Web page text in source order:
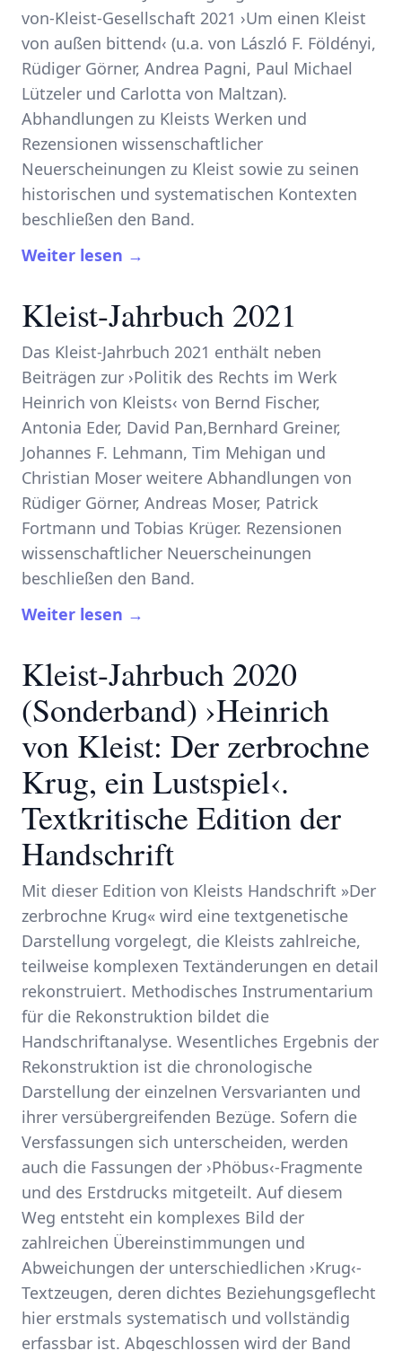
von-Kleist-Gesellschaft 2021 ›Um einen Kleist
von außen bittend‹ (u.a. von László F. Földényi,
Rüdiger Görner, Andrea Pagni, Paul Michael
Lützeler und Carlotta von Maltzan).
Abhandlungen zu Kleists Werken und
Rezensionen wissenschaftlicher
Neuerscheinungen zu Kleist sowie zu seinen
historischen und systematischen Kontexten
beschließen den Band.
Weiter lesen →
Kleist-Jahrbuch 2021
Das Kleist-Jahrbuch 2021 enthält neben
Beiträgen zur ›Politik des Rechts im Werk
Heinrich von Kleists‹ von Bernd Fischer,
Antonia Eder, David Pan,Bernhard Greiner,
Johannes F. Lehmann, Tim Mehigan und
Christian Moser weitere Abhandlungen von
Rüdiger Görner, Andreas Moser, Patrick
Fortmann und Tobias Krüger. Rezensionen
wissenschaftlicher Neuerscheinungen
beschließen den Band.
Weiter lesen →
Kleist-Jahrbuch 2020
(Sonderband) ›Heinrich
von Kleist: Der zerbrochne
Krug, ein Lustspiel‹.
Textkritische Edition der
Handschrift
Mit dieser Edition von Kleists Handschrift »Der
zerbrochne Krug« wird eine textgenetische
Darstellung vorgelegt, die Kleists zahlreiche,
teilweise komplexen Textänderungen en detail
rekonstruiert. Methodisches Instrumentarium
für die Rekonstruktion bildet die
Handschriftanalyse. Wesentliches Ergebnis der
Rekonstruktion ist die chronologische
Darstellung der einzelnen Versvarianten und
ihrer versübergreifenden Bezüge. Sofern die
Versfassungen sich unterscheiden, werden
auch die Fassungen der ›Phöbus‹-Fragmente
und des Erstdrucks mitgeteilt. Auf diesem
Weg entsteht ein komplexes Bild der
zahlreichen Übereinstimmungen und
Abweichungen der unterschiedlichen ›Krug‹-
Textzeugen, deren dichtes Beziehungsgeflecht
hier erstmals systematisch und vollständig
erfassbar ist. Abgeschlossen wird der Band